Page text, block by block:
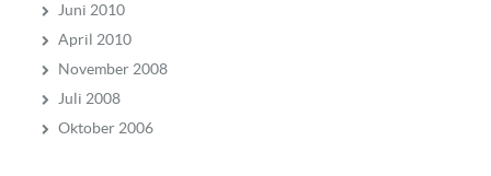
Juni 2010
April 2010
November 2008
Juli 2008
Oktober 2006